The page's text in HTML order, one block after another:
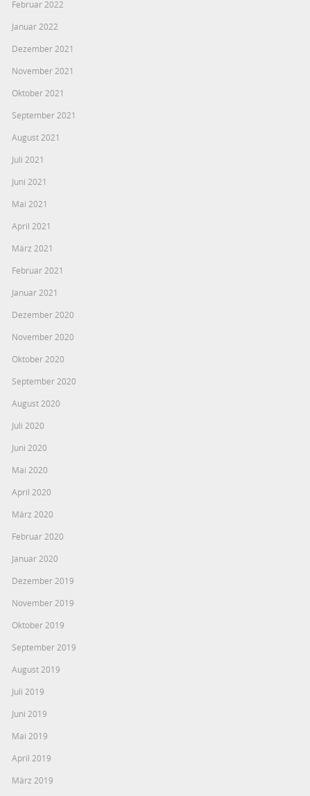
Februar 2022
Januar 2022
Dezember 2021
November 2021
Oktober 2021
September 2021
August 2021
Juli 2021
Juni 2021
Mai 2021
April 2021
März 2021
Februar 2021
Januar 2021
Dezember 2020
November 2020
Oktober 2020
September 2020
August 2020
Juli 2020
Juni 2020
Mai 2020
April 2020
März 2020
Februar 2020
Januar 2020
Dezember 2019
November 2019
Oktober 2019
September 2019
August 2019
Juli 2019
Juni 2019
Mai 2019
April 2019
März 2019